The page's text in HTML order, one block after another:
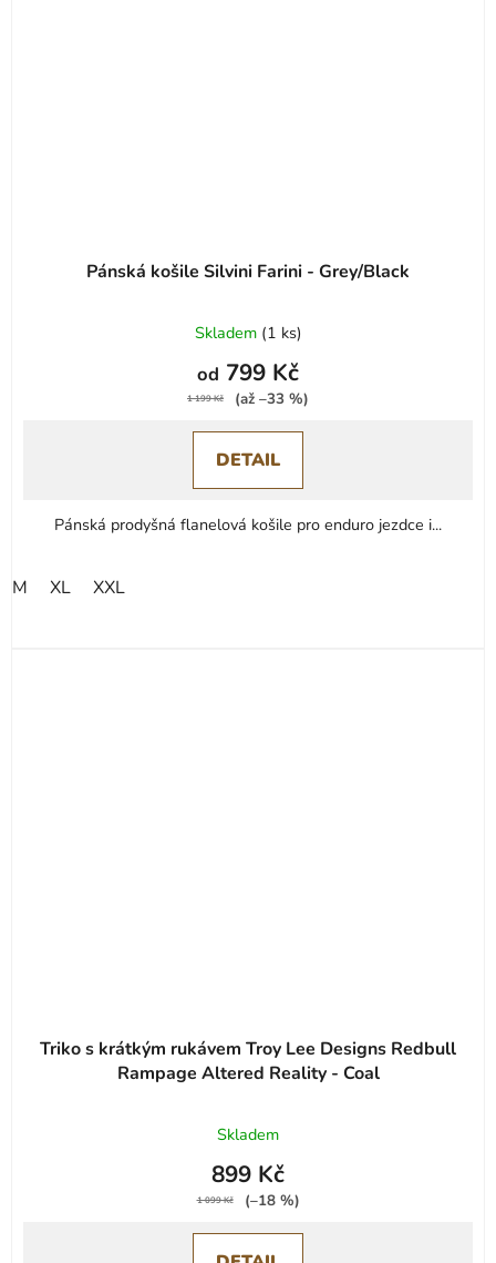
Pánská košile Silvini Farini - Grey/Black
Skladem (1 ks)
od 799 Kč
1 199 Kč (až –33 %)
DETAIL
Pánská prodyšná flanelová košile pro enduro jezdce i...
M XL XXL
Triko s krátkým rukávem Troy Lee Designs Redbull
Rampage Altered Reality - Coal
Skladem
899 Kč
1 099 Kč (–18 %)